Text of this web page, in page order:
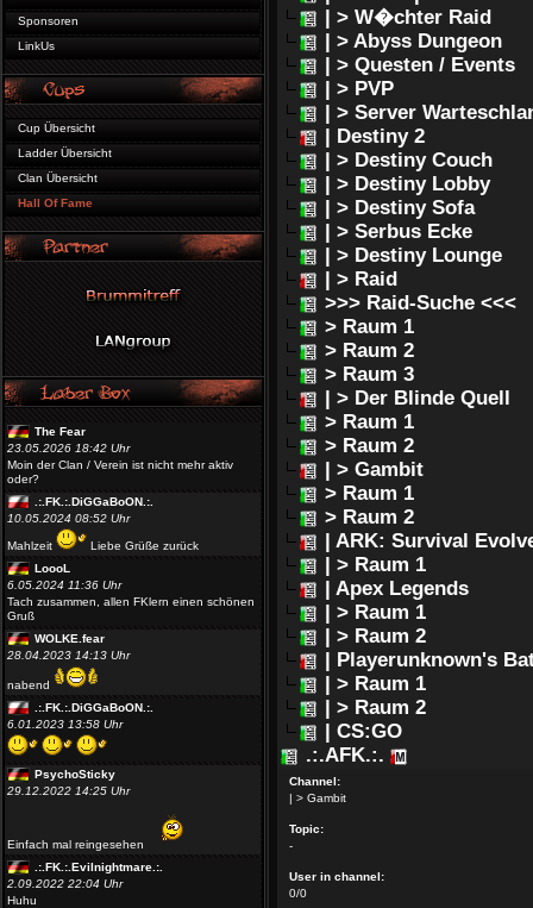
Sponsoren
LinkUs
Cup Übersicht
Ladder Übersicht
Clan Übersicht
Hall Of Fame
The Fear
23.05.2026 18:42 Uhr
Moin der Clan / Verein ist nicht mehr aktiv
oder?
.:.FK.:.DiGGaBoON.:.
10.05.2024 08:52 Uhr
Mahlzeit
Liebe Grüße zurück
LoooL
6.05.2024 11:36 Uhr
Tach zusammen, allen FKlern einen schönen
Gruß
WOLKE.fear
28.04.2023 14:13 Uhr
nabend
.:.FK.:.DiGGaBoON.:.
6.01.2023 13:58 Uhr
PsychoSticky
29.12.2022 14:25 Uhr
Einfach mal reingesehen
.:.FK.:.Evilnightmare.:.
2.09.2022 22:04 Uhr
Huhu
| > W�chter Raid
| > Abyss Dungeon
| > Questen / Events
| > PVP
| > Server
| Destiny 2
| > Destiny Couch
| > Destiny Lobby
| > Destiny Sofa
| > Serbus Ecke
| > Destiny Lounge
| > Raid
>>> Raid-Suche <<<
> Raum 1
> Raum 2
> Raum 3
| > Der Blinde Quell
> Raum 1
> Raum 2
| > Gambit
> Raum 1
> Raum 2
| ARK: Survival
| > Raum 1
| Apex Legends
| > Raum 1
| > Raum 2
| Playerunknown's
| > Raum 1
| > Raum 2
| CS:GO
.:.AFK.:.
Channel:
| > Gambit
Topic:
-
User in channel:
0/0